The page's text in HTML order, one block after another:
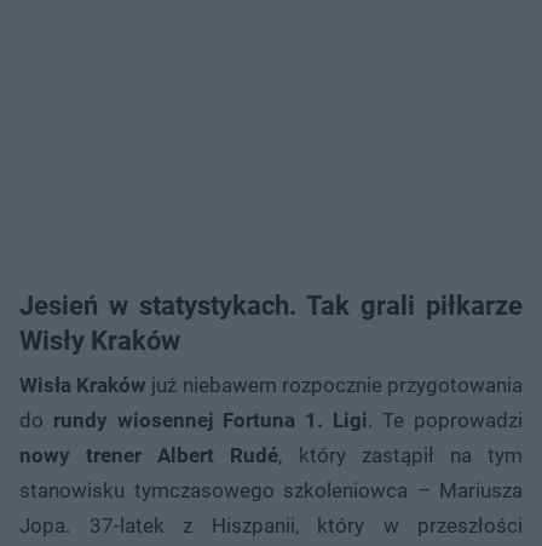
Jesień w statystykach. Tak grali piłkarze
Wisły Kraków
Wisła Kraków już niebawem rozpocznie przygotowania
do rundy wiosennej Fortuna 1. Ligi. Te poprowadzi
nowy trener Albert Rudé, który zastąpił na tym
stanowisku tymczasowego szkoleniowca – Mariusza
Jopa. 37-latek z Hiszpanii, który w przeszłości